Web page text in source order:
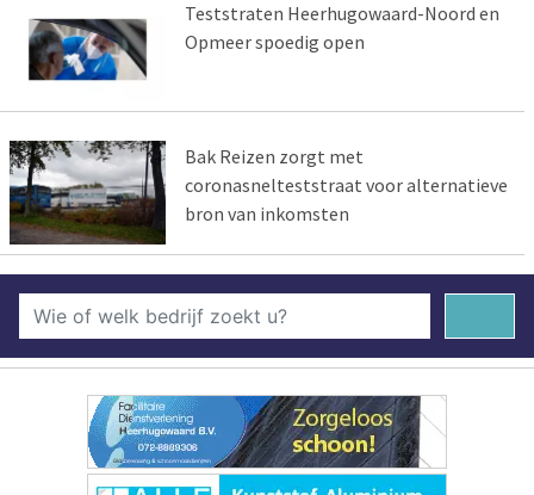
Teststraten Heerhugowaard-Noord en
Opmeer spoedig open
Bak Reizen zorgt met
coronasnelteststraat voor alternatieve
bron van inkomsten